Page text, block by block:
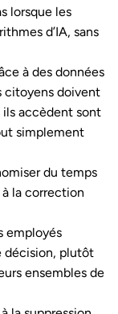
lorsque les
d’IA, sans
à des données
citoyens doivent
ils accèdent sont
simplement
du temps
la correction
employés
décision, plutôt
ensembles de